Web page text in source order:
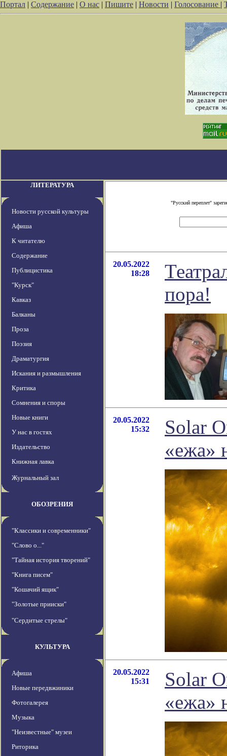
Портал | Содержание | О нас | Пишите | Новости | Голосование |
ЛИТЕРАТУРА
Новости русской культуры
Афиша
К читателю
Содержание
Публицистика
"Курск"
Кавказ
Балканы
Проза
Поэзия
Драматургия
Искания и размышления
Критика
Сомнения и споры
Новые книги
У нас в гостях
Издательство
Книжная лавка
Журнальный зал
ОБОЗРЕНИЯ
"Классики и современники"
"Слово о..."
"Тайная история творений"
"Книга писем"
"Кошачий ящик"
"Золотые прииски"
"Сердитые стрелы"
КУЛЬТУРА
Афиша
Новые передвжиники
Фотогалерея
Музыка
"Неизвестные" музеи
Риторика
"Русский переплет"
20.05.2022
18:28
пора!
20.05.2022
15:32
Solar
«ежа»
20.05.2022
15:31
Solar
«ежа»